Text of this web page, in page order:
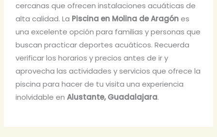
cercanas que ofrecen instalaciones acuáticas de
alta calidad. La Piscina en Molina de Aragónes
una excelente opción para familias y personas que
buscan practicar deportes acuáticos. Recuerda
verificar los horarios y precios antes de ir y
aprovecha las actividades y servicios que ofrece la
piscina para hacer de tu visita una experiencia
inolvidable enAlustante, Guadalajara.